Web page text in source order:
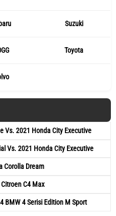
Suzuki
Toyota
Vs. 2021 Honda City Executive
Vs. 2021 Honda City Executive
Corolla Dream
C4 Max
BMW 4 Serisi Edition M Sport